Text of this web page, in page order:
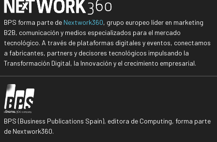
BPS forma parte de Nextwork360, grupo europeo líder en marketing
B2B, comunicación y medios especializados para el mercado
tecnológico. A través de plataformas digitales y eventos, conectamos
a fabricantes, partners y decisores tecnológicos impulsando la
Transformación Digital, la Innovación y el crecimiento empresarial.
BPS (Business Publications Spain), editora de Computing, forma parte
de Nextwork360.